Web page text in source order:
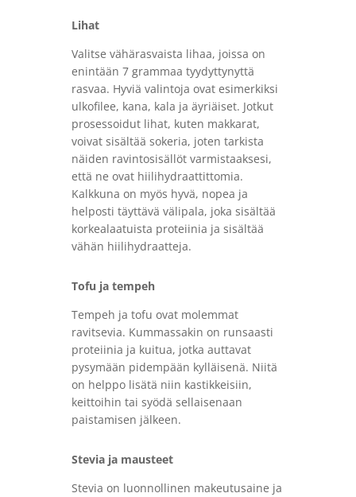
Lihat
Valitse vähärasvaista lihaa, joissa on
enintään 7 grammaa tyydyttynyttä
rasvaa. Hyviä valintoja ovat esimerkiksi
ulkofilee, kana, kala ja äyriäiset. Jotkut
prosessoidut lihat, kuten makkarat,
voivat sisältää sokeria, joten tarkista
näiden ravintosisällöt varmistaaksesi,
että ne ovat hiilihydraattittomia.
Kalkkuna on myös hyvä, nopea ja
helposti täyttävä välipala, joka sisältää
korkealaatuista proteiinia ja sisältää
vähän hiilihydraatteja.
Tofu ja tempeh
Tempeh ja tofu ovat molemmat
ravitsevia. Kummassakin on runsaasti
proteiinia ja kuitua, jotka auttavat
pysymään pidempään kylläisenä. Niitä
on helppo lisätä niin kastikkeisiin,
keittoihin tai syödä sellaisenaan
paistamisen jälkeen.
Stevia ja mausteet
Stevia on luonnollinen makeutusaine ja